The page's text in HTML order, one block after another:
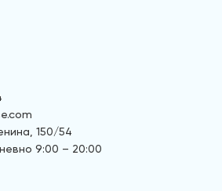
150/54
9:00 – 20:00